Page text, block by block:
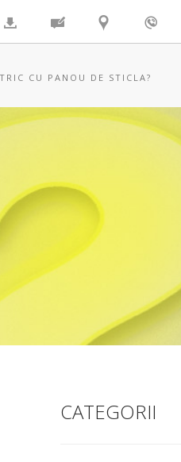
CU PANOU DE STICLA?
CATEGORII